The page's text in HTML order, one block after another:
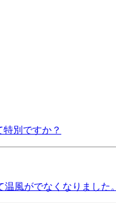
別ですか？
風がでなくなりました。